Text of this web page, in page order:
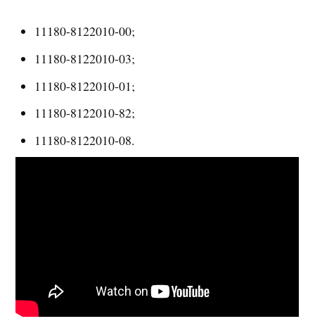
11180-8122010-00;
11180-8122010-03;
11180-8122010-01;
11180-8122010-82;
11180-8122010-08.